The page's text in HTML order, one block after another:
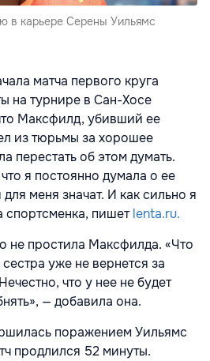
в карьере Серены Уильямс
матча первого круга
на турнире в Сан-Хосе
Максфилд, убивший ее
из тюрьмы за хорошее
перестать об этом думать.
я постоянно думала о ее
меня значат. И как сильно я
пишетlenta.ru.
не простила Максфилда. «Что
уже не вернется за
что у нее не будет
— добавила она.
поражением Уильямс
продлился 52 минуты.